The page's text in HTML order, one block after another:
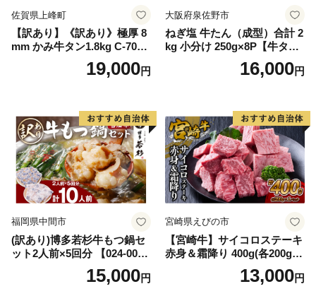
佐賀県上峰町
【訳あり】《訳あり》極厚 8
mm かみ牛タン1.8kg C-709-
19,000円
大阪府泉佐野市
ねぎ塩 牛たん（成型）合計 2
kg 小分け 250g×8P【牛タン
牛肉 焼肉用 薄切り 訳あり サ
16,000円
福岡県中間市
(訳あり)博多若杉牛もつ鍋セ
ット2人前×5回分 【024-002
15,000円
宮崎県えびの市
【宮崎牛】サイコロステーキ
赤身＆霜降り 400g(各200g×
１P 計2P) 真空パック 冷凍
13,000円